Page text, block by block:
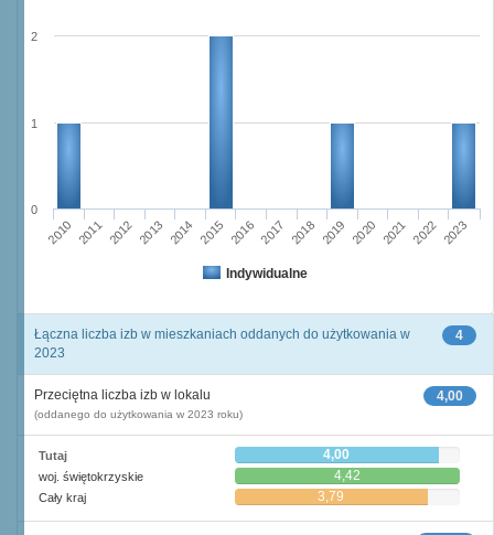
Indywidualne
2010 2011 2012 2013 2014 2015 2016 2017 2018 2019 2020 2021 2022 2023
0
1
2
4
Łączna liczba izb w mieszkaniach oddanych do użytkowania w
2023
4,00
Przeciętna liczba izb w lokalu
(oddanego do użytkowania w 2023 roku)
Tutaj 4,00
woj. świętokrzyskie 4,42
Cały kraj 3,79